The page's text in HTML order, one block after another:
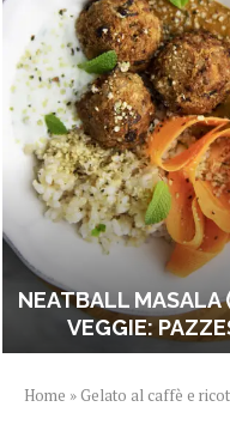
NEATBALL MASALA
VEGGIE:
Home » Gelato al caffè e